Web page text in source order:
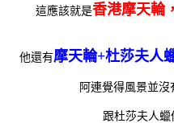
這應該就是香港摩天輪
他還有摩天輪+杜莎夫人
阿連覺得風景並
跟杜莎夫人蠟